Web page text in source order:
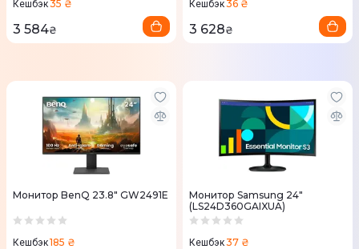
Кешбэк35 ₴
3 584₴
Кешбэк36 ₴
3 628₴
Монитор BenQ 23.8" GW2491E
Кешбэк185 ₴
Монитор Samsung 24"
(LS24D360GAIXUA)
Кешбэк37 ₴